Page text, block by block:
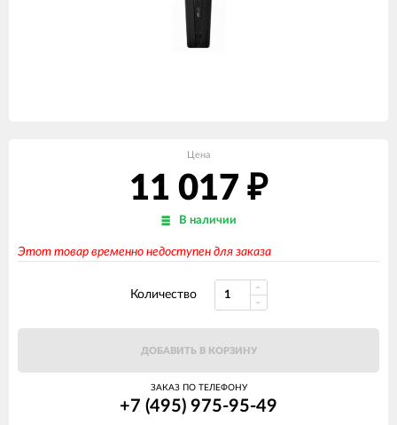
Цена
11 017 ₽
В наличии
Этот товар временно недоступен для заказа
Количество
ДОБАВИТЬ В КОРЗИНУ
ЗАКАЗ ПО ТЕЛЕФОНУ
+7 (495) 975-95-49